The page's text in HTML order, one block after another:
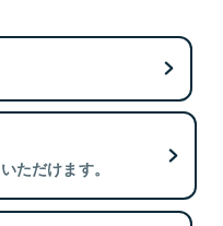
ただけます。